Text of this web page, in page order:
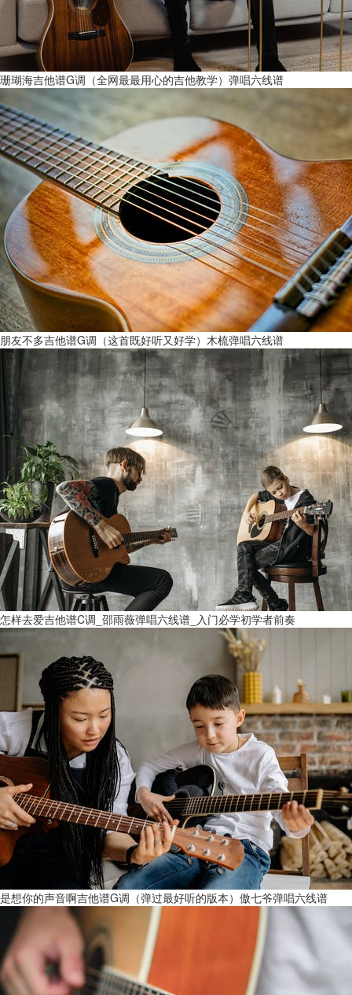
珊瑚海吉他谱G调（全网最最用心的吉他教学）弹唱六线谱
朋友不多吉他谱G调（这首既好听又好学）木梳弹唱六线谱
怎样去爱吉他谱C调_邵雨薇弹唱六线谱_入门必学初学者前奏
是想你的声音啊吉他谱G调（弹过最好听的版本）傲七爷弹唱六线谱